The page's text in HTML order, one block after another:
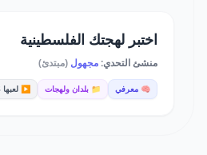
اختبر لهجتك الفلسطينية
منشئ التحدي:مجهول (مبتدئ)
🧠 معرفي 📁 بلدان ولهجات ▶️ لعبها 58